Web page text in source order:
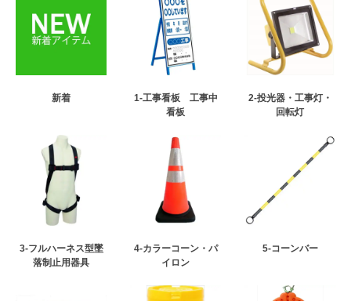
新着
1-工事看板 工事中
看板
2-投光器・工事灯・
回転灯
3-フルハーネス型墜
落制止用器具
4-カラーコーン・パ
イロン
5-コーンバー